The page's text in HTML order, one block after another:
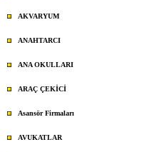
AKVARYUM
ANAHTARCI
ANA OKULLARI
ARAÇ ÇEKİCİ
Asansör Firmaları
AVUKATLAR